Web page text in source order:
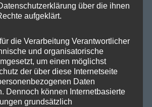
der BVV
über die ihnen
aufgeklärt.
die Verarbeitung Verantwortlicher
und organisatorische
um einen möglichst
der über diese Internetseite
Daten
Dennoch können Internetbasierte
grundsätzlich